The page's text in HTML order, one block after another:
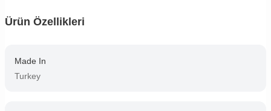
Ürün Özellikleri
Made In
Turkey